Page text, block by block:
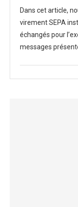
Dans cet article,
virement SEPA
échangés pour
messages